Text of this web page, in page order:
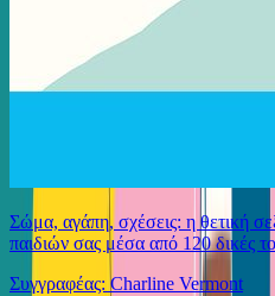
Σώμα, αγάπη, σχέσεις: η θετική
παιδιών σας μέσα από 120 δικές
Συγγραφέας: Charline Vermont